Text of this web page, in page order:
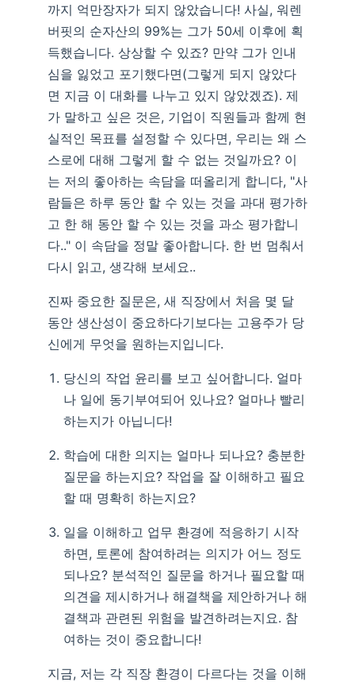
까지 억만장자가 되지 않았습니다! 사실, 워렌
버핏의 순자산의 99%는 그가 50세 이후에 획
득했습니다. 상상할 수 있죠? 만약 그가 인내
심을 잃었고 포기했다면(그렇게 되지 않았다
면 지금 이 대화를 나누고 있지 않았겠죠). 제
가 말하고 싶은 것은, 기업이 직원들과 함께 현
실적인 목표를 설정할 수 있다면, 우리는 왜 스
스로에 대해 그렇게 할 수 없는 것일까요? 이
는 저의 좋아하는 속담을 떠올리게 합니다, "사
람들은 하루 동안 할 수 있는 것을 과대 평가하
고 한 해 동안 할 수 있는 것을 과소 평가합니
다.." 이 속담을 정말 좋아합니다. 한 번 멈춰서
다시 읽고, 생각해 보세요..
진짜 중요한 질문은, 새 직장에서 처음 몇 달
동안 생산성이 중요하다기보다는 고용주가 당
신에게 무엇을 원하는지입니다.
당신의 작업 윤리를 보고 싶어합니다. 얼마
나 일에 동기부여되어 있나요? 얼마나 빨리
하는지가 아닙니다!
학습에 대한 의지는 얼마나 되나요? 충분한
질문을 하는지요? 작업을 잘 이해하고 필요
할 때 명확히 하는지요?
일을 이해하고 업무 환경에 적응하기 시작
하면, 토론에 참여하려는 의지가 어느 정도
되나요? 분석적인 질문을 하거나 필요할 때
의견을 제시하거나 해결책을 제안하거나 해
결책과 관련된 위험을 발견하려는지요. 참
여하는 것이 중요합니다!
지금, 저는 각 직장 환경이 다르다는 것을 이해